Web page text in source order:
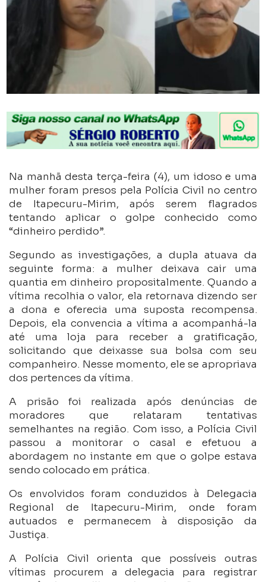
Na manhã desta terça-feira (4), um idoso e uma
mulher foram presos pela Polícia Civil no centro
de Itapecuru-Mirim, após serem flagrados
tentando aplicar o golpe conhecido como
“dinheiro perdido”.
Segundo as investigações, a dupla atuava da
seguinte forma: a mulher deixava cair uma
quantia em dinheiro propositalmente. Quando a
vítima recolhia o valor, ela retornava dizendo ser
a dona e oferecia uma suposta recompensa.
Depois, ela convencia a vítima a acompanhá-la
até uma loja para receber a gratificação,
solicitando que deixasse sua bolsa com seu
companheiro. Nesse momento, ele se apropriava
dos pertences da vítima.
A prisão foi realizada após denúncias de
moradores que relataram tentativas
semelhantes na região. Com isso, a Polícia Civil
passou a monitorar o casal e efetuou a
abordagem no instante em que o golpe estava
sendo colocado em prática.
Os envolvidos foram conduzidos à Delegacia
Regional de Itapecuru-Mirim, onde foram
autuados e permanecem à disposição da
Justiça.
A Polícia Civil orienta que possíveis outras
vítimas procurem a delegacia para registrar